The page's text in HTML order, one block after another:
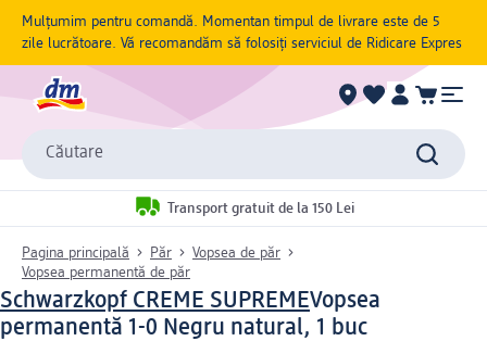
Mulțumim pentru comandă. Momentan timpul de livrare este de 5
zile lucrătoare. Vă recomandăm să folosiți serviciul de Ridicare Expres
Căutare
Transport gratuit de la 150 Lei
Pagina principală Păr
Vopsea de păr
Vopsea permanentă de păr
Schwarzkopf CREME SUPREMEVopsea
permanentă 1-0 Negru natural, 1 buc